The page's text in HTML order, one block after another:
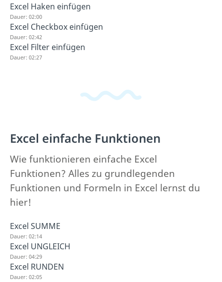
Excel Haken einfügen
Dauer: 02:00
Excel Checkbox einfügen
Dauer: 02:42
Excel Filter einfügen
Dauer: 02:27
Excel einfache Funktionen
Wie funktionieren einfache Excel
Funktionen? Alles zu grundlegenden
Funktionen und Formeln in Excel lernst du
hier!
Excel SUMME
Dauer: 02:14
Excel UNGLEICH
Dauer: 04:29
Excel RUNDEN
Dauer: 02:05